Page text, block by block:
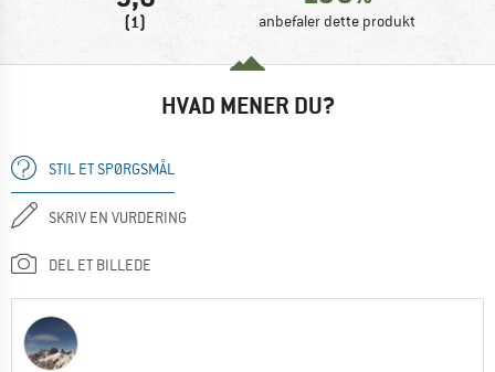
(1) anbefaler dette produkt
HVAD MENER DU?
STIL ET SPØRGSMÅL
SKRIV EN VURDERING
DEL ET BILLEDE